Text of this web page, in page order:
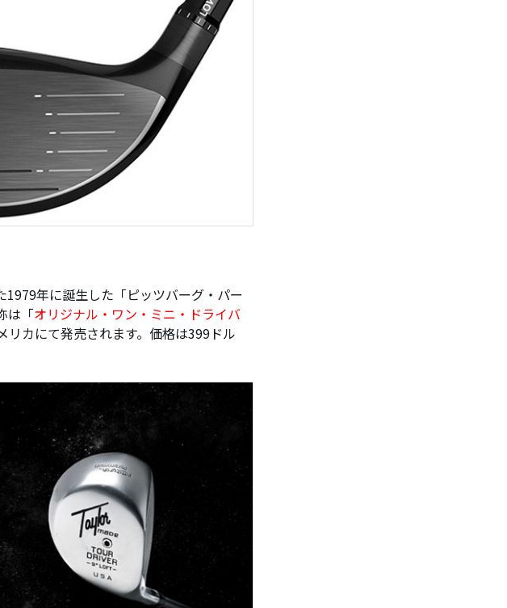
1979年に誕生した「ピッツバーグ・パー
は「オリジナル・ワン・ミニ・ドライバ
カにて発売されます。価格は399ドル